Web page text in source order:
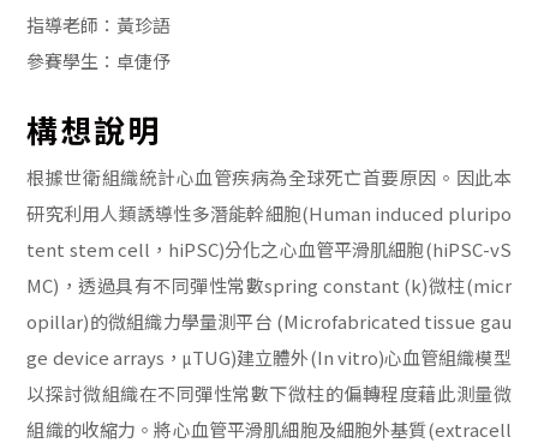
指導老師：黃珍語
參賽學生：卓倢伃
構想說明
根據世衛組織統計心血管疾病為全球死亡首要原因。因此本
研究利用人類誘導性多潛能幹細胞(Human induced pluripo
tent stem cell，hiPSC)分化之心血管平滑肌細胞(hiPSC-vS
MC)，透過具有不同彈性常數spring constant (k)微柱(micr
opillar)的微組織力學量測平台 (Microfabricated tissue gau
ge device arrays，μTUG)建立體外(In vitro)心血管組織模型
以探討微組織在不同彈性常數下微柱的偏轉程度藉此測量微
組織的收縮力。將心血管平滑肌細胞及細胞外基質(extracell